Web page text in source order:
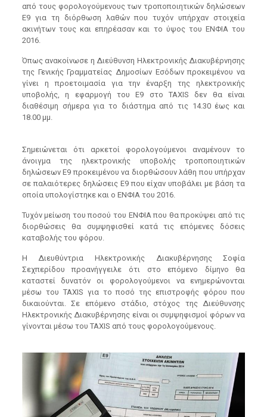
από τους φορολογούμενους των τροποποιητικών δηλώσεων
Ε9 για τη διόρθωση λαθών που τυχόν υπήρχαν στοιχεία
ακινήτων τους και επηρέασαν και το ύψος του ΕΝΦΙΑ του
2016.
Όπως ανακοίνωσε η Διεύθυνση Ηλεκτρονικής Διακυβέρνησης
της Γενικής Γραμματείας Δημοσίων Εσόδων προκειμένου να
γίνει η προετοιμασία για την έναρξη της ηλεκτρονικής
υποβολής, η εφαρμογή του Ε9 στο TAXIS δεν θα είναι
διαθέσιμη σήμερα για το διάστημα από τις 14.30 έως και
18.00 μμ.
Σημειώνεται ότι αρκετοί φορολογούμενοι αναμένουν το
άνοιγμα της ηλεκτρονικής υποβολής τροποποιητικών
δηλώσεων Ε9 προκειμένου να διορθώσουν λάθη που υπήρχαν
σε παλαιότερες δηλώσεις Ε9 που είχαν υποβάλει με βάση τα
οποία υπολογίστηκε και ο ΕΝΦΙΑ του 2016.
Τυχόν μείωση του ποσού του ΕΝΦΙΑ που θα προκύψει από τις
διορθώσεις θα συμψηφισθεί κατά τις επόμενες δόσεις
καταβολής του φόρου.
Η Διευθύντρια Ηλεκτρονικής Διακυβέρνησης Σοφία
Σεχπερίδου προανήγγειλε ότι στο επόμενο δίμηνο θα
καταστεί δυνατόν οι φορολογούμενοι να ενημερώνονται
μέσω του TAXIS για το ποσό της επιστροφής φόρου που
δικαιούνται. Σε επόμενο στάδιο, στόχος της Διεύθυνσης
Ηλεκτρονικής Διακυβέρνησης είναι οι συμψηφισμοί φόρων να
γίνονται μέσω του TAXIS από τους φορολογούμενους.